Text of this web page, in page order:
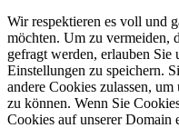
Wir respektieren es voll und
möchten. Um zu vermeiden,
gefragt werden, erlauben
Einstellungen zu speichern.
andere Cookies zulassen,
zu können. Wenn Sie
Cookies auf unserer Domain